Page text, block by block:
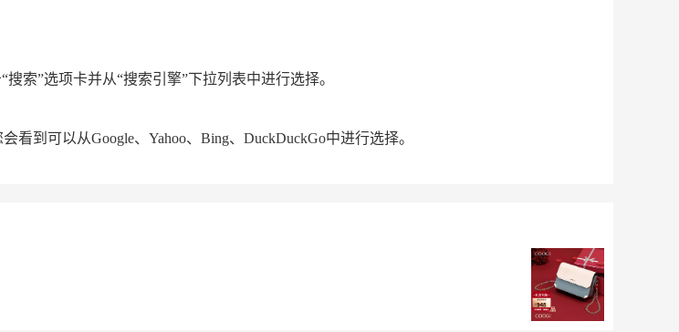
索”选项卡并从“搜索引擎”下拉列表中进行选择。
到可以从Google、Yahoo、Bing、DuckDuckGo中进行选择。